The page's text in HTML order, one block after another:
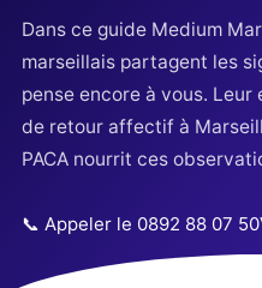
Dans ce guide Medium
marseillais partagent les
pense encore à vous.
de retour affectif à
PACA nourrit ces
📞 Appeler le 0892 88 07 50